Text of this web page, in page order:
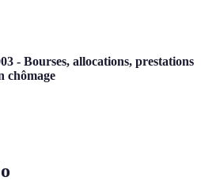
- Bourses, allocations, prestations
chômage